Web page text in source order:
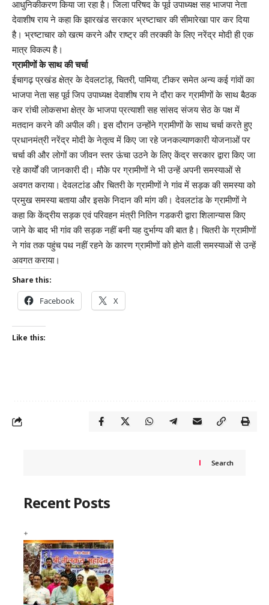
आधुनिकीकरण किया जा रहा है। जिला परिषद के पूर्व उपाध्यक्ष सह भाजपा नेता
देवाशीष राय ने कहा कि झारखंड सरकार भ्रष्टाचार की सीमारेखा पार कर दिया
है। भ्रष्टाचार को खत्म करने और राष्ट्र की तरक्की के लिए नरेंद्र मोदी ही एक
मात्र विकल्प है।
ग्रामीणों के साथ की चर्चा
ईचागढ़ प्रखंड क्षेत्र के देवलटांड़, चितरी, पामिया, टीकर समेत अन्य कई गांवों का
भाजपा नेता सह पूर्व जिप उपाध्यक्ष देवाशीष राय ने दौरा कर ग्रामीणों के साथ बैठक
कर रांची लोकसभा क्षेत्र के भाजपा प्रत्याशी सह सांसद संजय सेठ के पक्ष में
मतदान करने की अपील की। इस दौरान उन्होंने ग्रामीणों के साथ चर्चा करते हुए
प्रधानमंत्री नरेंद्र मोदी के नेतृत्व में किए जा रहे जनकल्याणकारी योजनाओं पर
चर्चा की और लोगों का जीवन स्तर ऊंचा उठने के लिए केंद्र सरकार द्वारा किए जा
रहे कार्यों की जानकारी दी। मौके पर ग्रामीणों ने भी उन्हें अपनी समस्याओं से
अवगत कराया। देवलटांड और चितरी के ग्रामीणों ने गांव में सड़क की समस्या को
प्रमुख समस्या बताया और इसके निदान की मांग की। देवलटांड के ग्रामीणों ने
कहा कि केंद्रीय सड़क एवं परिवहन मंत्री नितिन गडकरी द्वारा शिलान्यास किए
जाने के बाद भी गांव की सड़क नहीं बनी यह दुर्भाग्य की बात है। चितरी के ग्रामीणों
ने गांव तक पहुंच पथ नहीं रहने के कारण ग्रामीणों को होने वाली समस्याओं से उन्हें
अवगत कराया।
Share this:
Facebook X
Like this:
Search
Recent Posts